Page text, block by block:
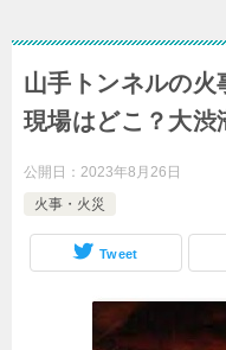
山手トンネルの火
現場はどこ？大渋
公開日： 2023年8月26日
火事・火災
Tweet